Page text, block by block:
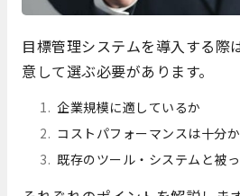
目標管理システムを導入する際
意して選ぶ必要があります。
企業規模に適しているか
コストパフォーマンスは十分か
既存のツール・システムと被